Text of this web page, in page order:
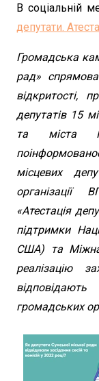
В соціальній
депутати.
Громадська
рад»
відкритості,
депутатів 15
та міста
місцевих
організації
«Атестація
підтримки
США) та
реалізацію
громадських